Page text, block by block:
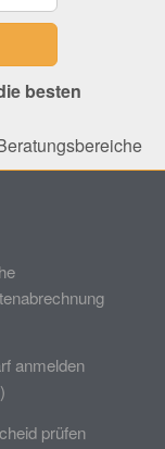
besten
anmelden
prüfen